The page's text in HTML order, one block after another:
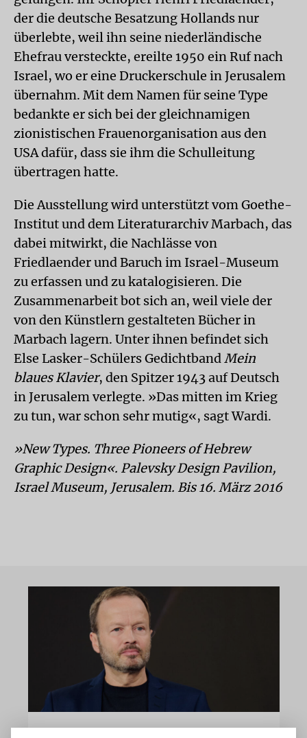
der die deutsche Besatzung Hollands nur
überlebte, weil ihn seine niederländische
Ehefrau versteckte, ereilte 1950 ein Ruf nach
Israel, wo er eine Druckerschule in Jerusalem
übernahm. Mit dem Namen für seine Type
bedankte er sich bei der gleichnamigen
zionistischen Frauenorganisation aus den
USA dafür, dass sie ihm die Schulleitung
übertragen hatte.
Die Ausstellung wird unterstützt vom Goethe-
Institut und dem Literaturarchiv Marbach, das
dabei mitwirkt, die Nachlässe von
Friedlaender und Baruch im Israel-Museum
zu erfassen und zu katalogisieren. Die
Zusammenarbeit bot sich an, weil viele der
von den Künstlern gestalteten Bücher in
Marbach lagern. Unter ihnen befindet sich
Else Lasker-Schülers GedichtbandMein
blaues Klavier, den Spitzer 1943 auf Deutsch
in Jerusalem verlegte. »Das mitten im Krieg
zu tun, war schon sehr mutig«, sagt Wardi.
»New Types. Three Pioneers of Hebrew
Graphic Design«. Palevsky Design Pavilion,
Israel Museum, Jerusalem. Bis 16. März 2016